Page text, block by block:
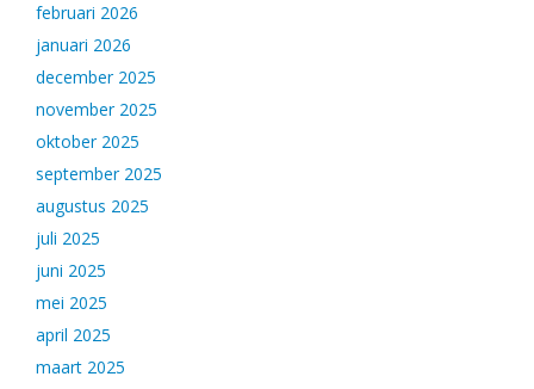
februari 2026
januari 2026
december 2025
november 2025
oktober 2025
september 2025
augustus 2025
juli 2025
juni 2025
mei 2025
april 2025
maart 2025